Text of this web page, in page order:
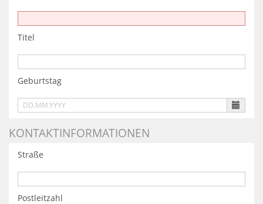
Titel
Geburtstag
Es
ist
folgendes
Eingabeformat
gefordert:
DD.MM.YYYY
KONTAKTINFORMATIONEN
Straße
Postleitzahl